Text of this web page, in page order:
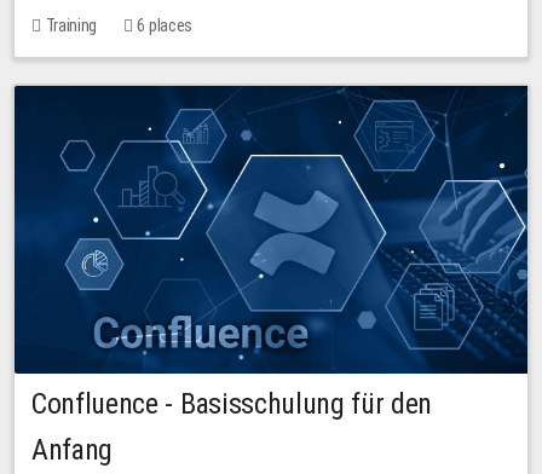
Training 6 places
Confluence - Basisschulung für den
Anfang